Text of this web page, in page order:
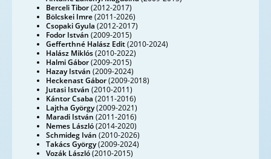
Berceli Tibor(2012-2017)
Bölcskei Imre(2011-2026)
Csopaki Gyula (2012-2017)
Fodor István (2009-2015)
Gefferthné Halász Edit(2010-2024)
Halász Miklós(2010-2022)
Halmi Gábor(2009-2015)
Hazay István (2009-2024)
Heckenast Gábor(2009-2018)
Jutasi István (2010-2011)
Kántor Csaba (2011-2016)
Lajtha György(2009-2021)
Maradi István (2011-2016)
Nemes László(2014-2020)
Schmideg Iván (2010-2026)
Takács György(2009-2024)
Vozák László(2010-2015)